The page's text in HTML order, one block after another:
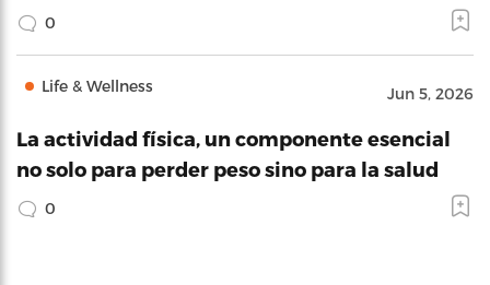
0
Life & Wellness Jun 5, 2026
La actividad física, un componente esencial
no solo para perder peso sino para la salud
0